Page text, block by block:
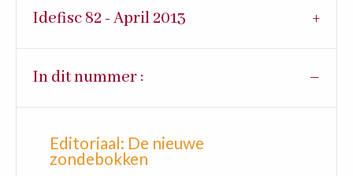
Idefisc 82 - April 2013
In dit nummer :
Editoriaal: De nieuwe
zondebokken